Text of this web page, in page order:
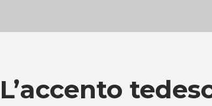
L’accento